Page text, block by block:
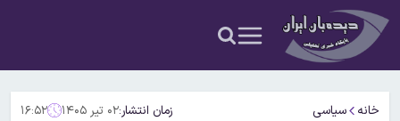
خانه سیاسی زمان انتشار:۰۲ تیر ۱۴۰۵ ۱۶:۵۲